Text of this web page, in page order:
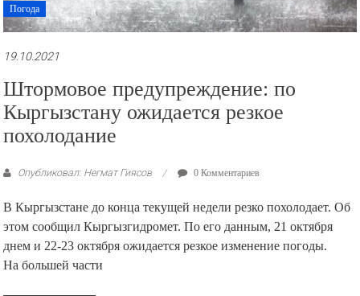
Погода
19.10.2021
Штормовое предупреждение: по
Кыргызстану ожидается резкое
похолодание
Опубликовал: Негмат Гиясов 0 Комментариев
В Кыргызстане до конца текущей недели резко похолодает. Об
этом сообщил Кыргызгидромет. По его данным, 21 октября
днем и 22-23 октября ожидается резкое изменение погоды.
На большей части